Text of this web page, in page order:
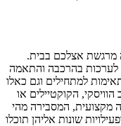
מרגשת אצלכם בבית.
לערכות בהרכבה והתאמה
למתחילים וגם כאלו
הקוקטיילים או
מקצועית, המסבירה מהי
שונות אליהן תוכלו